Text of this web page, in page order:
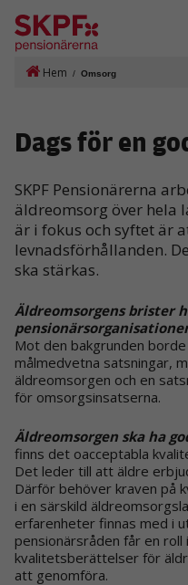
Hem / Omsorg
Dags för en
SKPF Pensionärerna
äldreomsorg över hela
är i fokus och syftet är
levnadsförhållanden.
ska stärkas.
Äldreomsorgens brister
Mot den bakgrunden
målmedvetna satsningar,
äldreomsorgen och en
för omsorgsinsatserna.
Äldreomsorgen ska ha
finns det oacceptabla
Det leder till att äldre
Därför behöver kraven på
i en särskild
erfarenheter finnas med i
pensionärsråden får en
kvalitetsberättelser för
att genomföra.